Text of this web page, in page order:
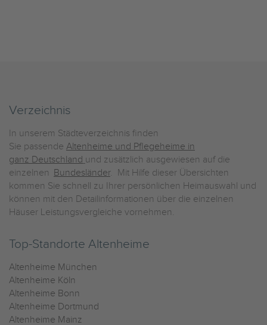
Verzeichnis
In unserem Städteverzeichnis finden
Sie passende Altenheime und Pflegeheime in
ganz Deutschland und zusätzlich ausgewiesen auf die
einzelnen Bundesländer. Mit Hilfe dieser Übersichten
kommen Sie schnell zu Ihrer persönlichen Heimauswahl und
können mit den Detailinformationen über die einzelnen
Häuser Leistungsvergleiche vornehmen.
Top-Standorte Altenheime
Altenheime München
Altenheime Köln
Altenheime Bonn
Altenheime Dortmund
Altenheime Mainz